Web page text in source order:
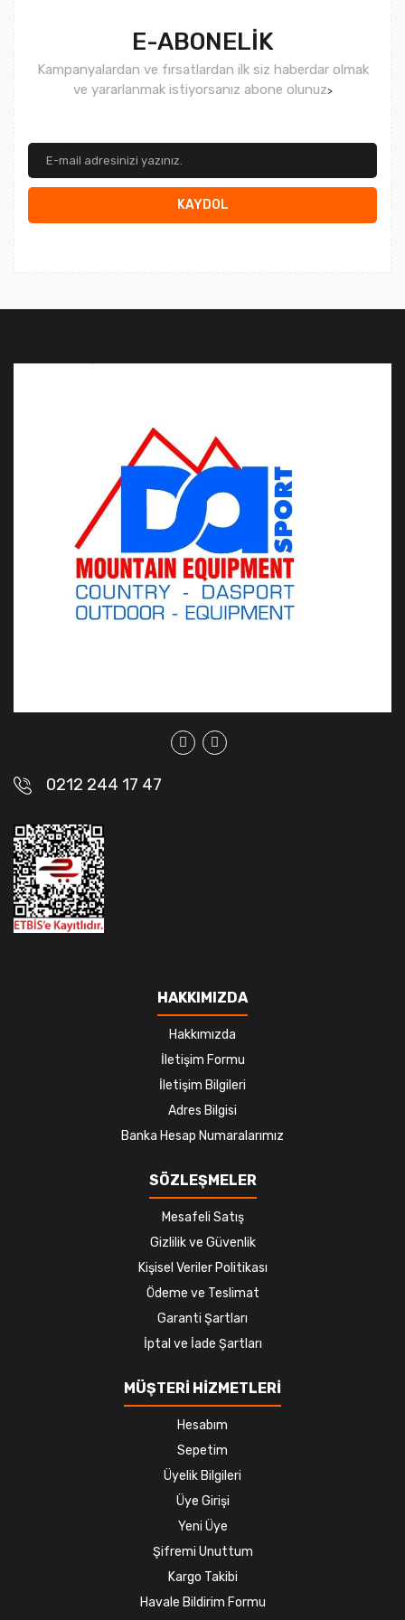
E-ABONELİK
Kampanyalardan ve fırsatlardan ilk siz haberdar olmak
ve yararlanmak istiyorsanız abone olunuz>
KAYDOL
0212 244 17 47
HAKKIMIZDA
Hakkımızda
İletişim Formu
İletişim Bilgileri
Adres Bilgisi
Banka Hesap Numaralarımız
SÖZLEŞMELER
Mesafeli Satış
Gizlilik ve Güvenlik
Kişisel Veriler Politikası
Ödeme ve Teslimat
Garanti Şartları
İptal ve İade Şartları
MÜŞTERİ HİZMETLERİ
Hesabım
Sepetim
Üyelik Bilgileri
Üye Girişi
Yeni Üye
Şifremi Unuttum
Kargo Takibi
Havale Bildirim Formu